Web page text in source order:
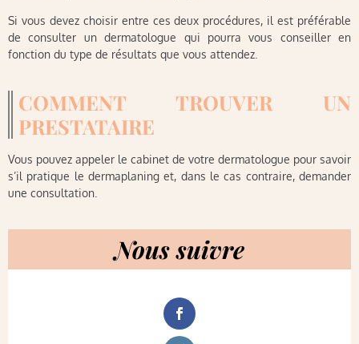
Si vous devez choisir entre ces deux procédures, il est préférable
de consulter un dermatologue qui pourra vous conseiller en
fonction du type de résultats que vous attendez.
COMMENT TROUVER UN
PRESTATAIRE
Vous pouvez appeler le cabinet de votre dermatologue pour savoir
s’il pratique le dermaplaning et, dans le cas contraire, demander
une consultation.
Nous suivre